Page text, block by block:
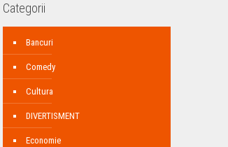
Categorii
Bancuri
Comedy
Cultura
DIVERTISMENT
Economie